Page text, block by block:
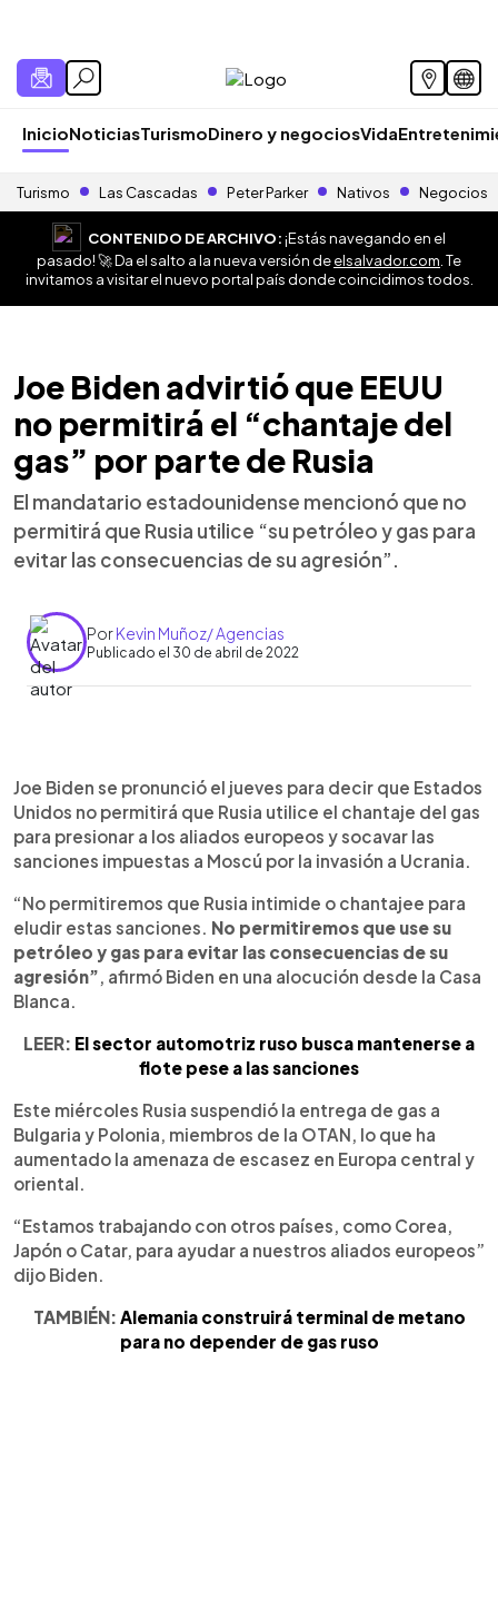
InicioNoticiasTurismoDinero y negociosVida
Turismo Las Cascadas Peter Parker Nativos Negocios
CONTENIDO DE ARCHIVO:¡Estás navegando en el
pasado! 🚀 Da el salto a la nueva versión deelsalvador.com . Te
invitamos a visitar el nuevo portal país donde coincidimos todos.
Joe Biden advirtió que EEUU
no permitirá el “chantaje del
gas” por parte de Rusia
El mandatario estadounidense mencionó que no
permitirá que Rusia utilice “su petróleo y gas para
evitar las consecuencias de su agresión”.
PorKevin Muñoz/ Agencias
Publicado el 30 de abril de 2022
► Escuchar artículo
Joe Biden se pronunció el jueves para decir que Estados
Unidos no permitirá que Rusia utilice el chantaje del gas
para presionar a los aliados europeos y socavar las
sanciones impuestas a Moscú por la invasión a Ucrania.
“No permitiremos que Rusia intimide o chantajee para
eludir estas sanciones. No permitiremos que use su
petróleo y gas para evitar las consecuencias de su
agresión”, afirmó Biden en una alocución desde la Casa
Blanca.
LEER: El sector automotriz ruso busca mantenerse a
flote pese a las sanciones
Este miércoles Rusia suspendió la entrega de gas a
Bulgaria y Polonia, miembros de la OTAN, lo que ha
aumentado la amenaza de escasez en Europa central y
oriental.
“Estamos trabajando con otros países, como Corea,
Japón o Catar, para ayudar a nuestros aliados europeos”
dijo Biden.
TAMBIÉN: Alemania construirá terminal de metano
para no depender de gas ruso